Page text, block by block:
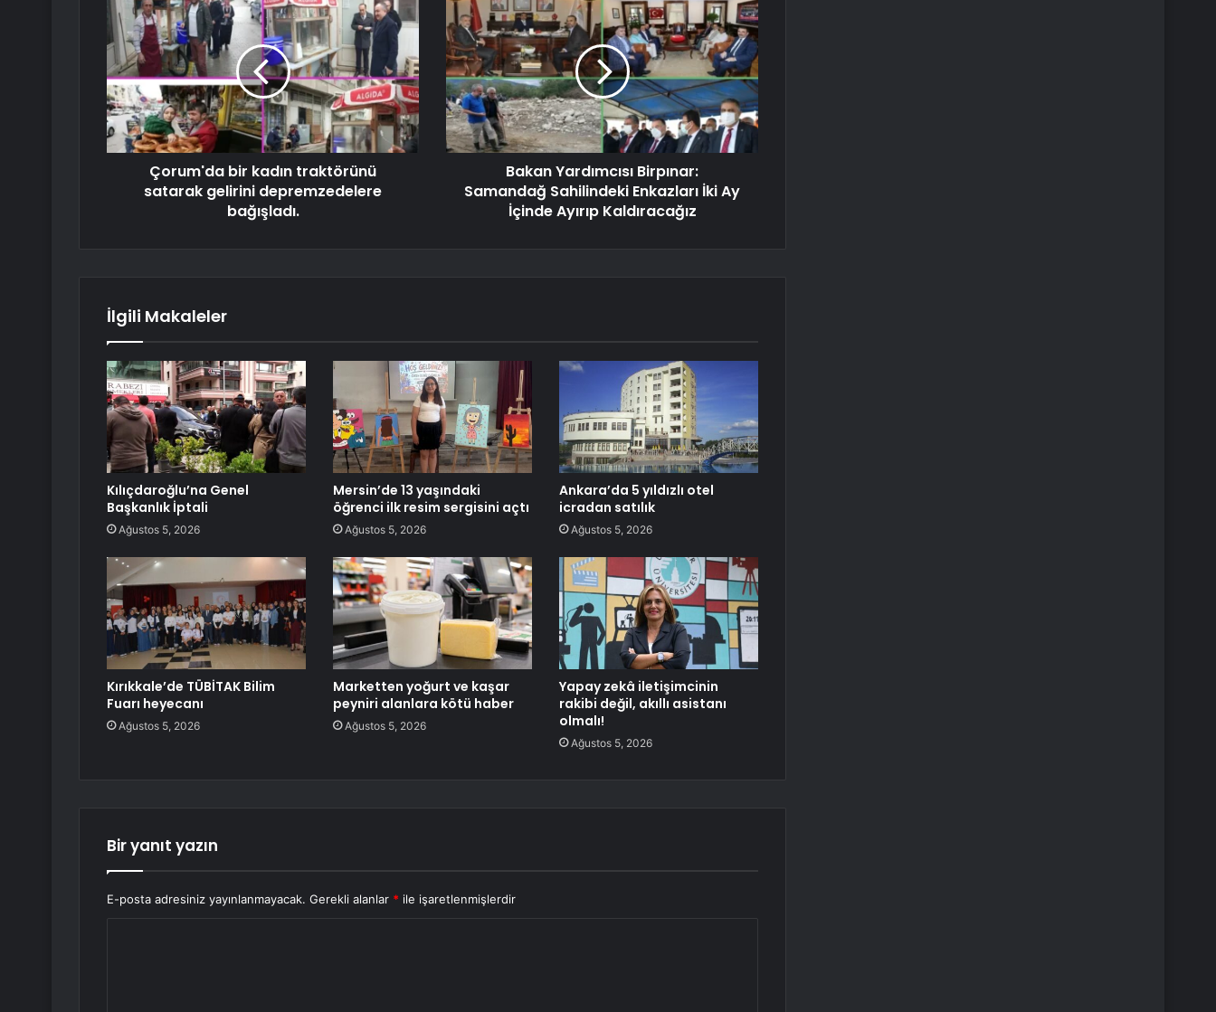
Çorum'da bir kadın traktörünü
satarak gelirini depremzedelere
bağışladı.
Bakan Yardımcısı Birpınar:
Samandağ Sahilindeki Enkazları İki Ay
İçinde Ayırıp Kaldıracağız
İlgili Makaleler
Kılıçdaroğlu’na Genel
Başkanlık İptali
Ağustos 5, 2026
Mersin’de 13 yaşındaki
öğrenci ilk resim sergisini açtı
Ağustos 5, 2026
Ankara’da 5 yıldızlı otel
icradan satılık
Ağustos 5, 2026
Kırıkkale’de TÜBİTAK Bilim
Fuarı heyecanı
Ağustos 5, 2026
Marketten yoğurt ve kaşar
peyniri alanlara kötü haber
Ağustos 5, 2026
Yapay zekâ iletişimcinin
rakibi değil, akıllı asistanı
olmalı!
Ağustos 5, 2026
Bir yanıt yazın
E-posta adresiniz yayınlanmayacak. Gerekli alanlar * ile işaretlenmişlerdir